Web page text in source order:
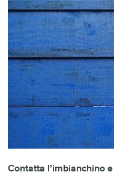
Contatta l’imbianchino